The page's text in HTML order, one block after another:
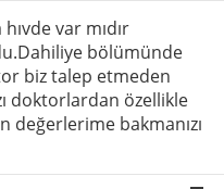
var mıdır
bölümünde
biz talep etmeden
doktorlardan özellikle
değerlerime bakmanızı